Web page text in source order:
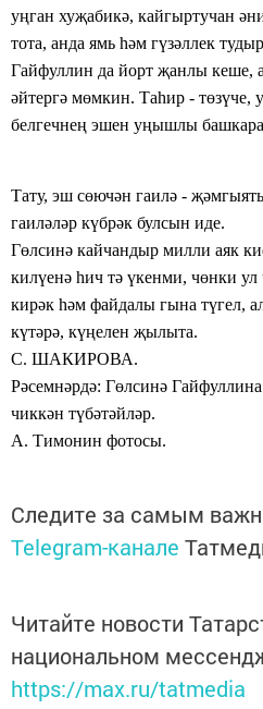
уңган хуҗабикә, кайгыртучан
тота, анда ямь һәм гүзәллек
Гайфуллин да йорт җанлы кеше,
әйтергә мөмкин. Таһир - төзүче,
белгечнең эшен уңышлы башкара
Тату, эш сөючән гаилә -
гаиләләр күбрәк булсын иде.
Гөлсинә кайчандыр милли аяк
килүенә һич тә үкенми, чөнки ул
кирәк һәм файдалы гына түгел,
күтәрә, күңелен җылыта.
С. ШАКИРОВА.
Рәсемнәрдә: Гөлсинә Гайфуллина
чиккән түбәтәйләр.
А. Тимонин фотосы.
Следите за самым
Telegram-канале
Читайте новости
национальном
https://max.ru/tatmedia